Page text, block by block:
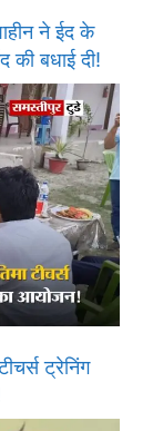
ने ईद के
की बधाई दी!
ट्रेनिंग